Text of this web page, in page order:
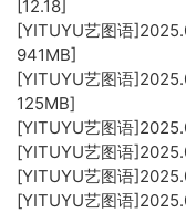
[12.18]
[YITUYU艺图语
941MB]
[YITUYU艺图语
125MB]
[YITUYU艺图语
[YITUYU艺图语
[YITUYU艺图语
[YITUYU艺图语